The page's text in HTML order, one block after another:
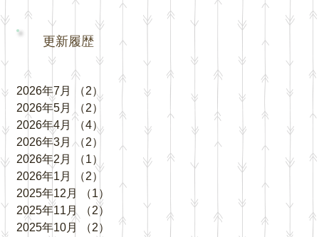
更新履歴
2026年7月 （2）
2件の記事
2026年5月
（2）
2026年4月
（4） 4件の記事
2026年3月 （2）
2026年2月
（1）
1件の記事
2026年1月
（2）
2025年12月
（1）
2025年11月
（2）
2件の記事
2025年10月
（2）
2件の記事